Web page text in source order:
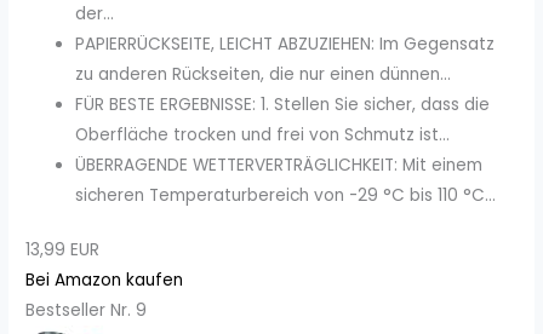
der...
PAPIERRÜCKSEITE, LEICHT ABZUZIEHEN: Im Gegensatz
zu anderen Rückseiten, die nur einen dünnen...
FÜR BESTE ERGEBNISSE: 1. Stellen Sie sicher, dass die
Oberfläche trocken und frei von Schmutz ist...
ÜBERRAGENDE WETTERVERTRÄGLICHKEIT: Mit einem
sicheren Temperaturbereich von -29 °C bis 110 °C...
13,99 EUR
Bei Amazon kaufen
Bestseller Nr. 9